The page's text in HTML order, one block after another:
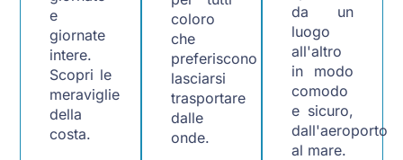
e
giornate
intere.
Scopri le
meraviglie
della
costa.
coloro
che
preferiscono
lasciarsi
trasportare
dalle
onde.
da un
luogo
all'altro
in modo
comodo
e sicuro,
dall'aeroporto
al mare.